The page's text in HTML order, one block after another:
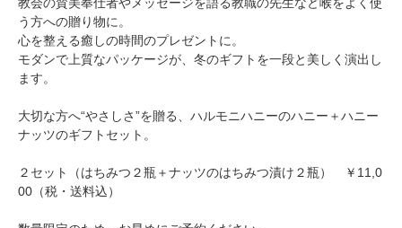
う方への贈り物に。
心を整える癒しの時間のプレゼントに。
モダンで上質なパッケージが、冬のギフトを一段と美しく演出し
ます。
大切な方へ“やさしさ”を贈る、ハルモニハニーのハニー＋ハニー
ナッツのギフトセット。
２セット（はちみつ２瓶＋ナッツのはちみつ漬け２瓶） ￥11,0
00（税・送料込）